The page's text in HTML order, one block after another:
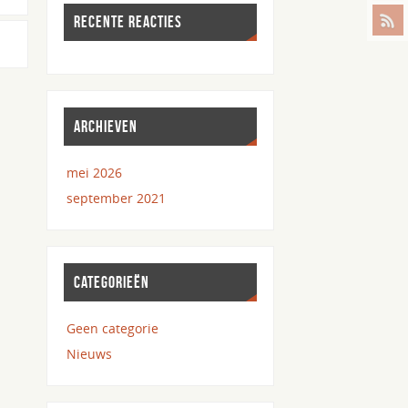
RECENTE REACTIES
ARCHIEVEN
mei 2026
september 2021
CATEGORIEËN
Geen categorie
Nieuws